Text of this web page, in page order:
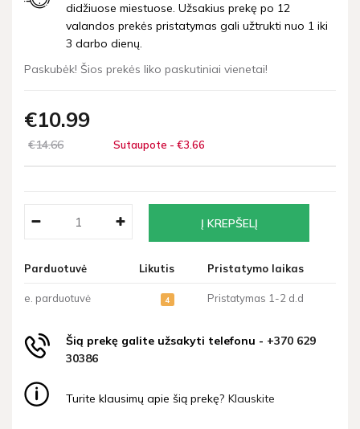
didžiuose miestuose. Užsakius prekę po 12
valandos prekės pristatymas gali užtrukti nuo 1 iki
3 darbo dienų.
Paskubėk! Šios prekės liko paskutiniai vienetai!
€10 99
€1466 Sutaupote - €3 66
Parduotuvė Likutis Pristatymo laikas
e. parduotuvė 4 Pristatymas 1-2 d.d
Šią prekę galite užsakyti telefonu - +370 629
30386
Turite klausimų apie šią prekę? Klauskite